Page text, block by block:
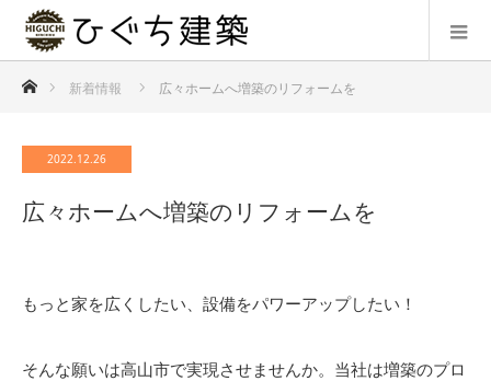
ホーム新着情報 広々ホームへ増築のリフォームを
2022.12.26
広々ホームへ増築のリフォームを
もっと家を広くしたい、設備をパワーアップしたい！
そんな願いは高山市で実現させませんか。当社は増築のプロ